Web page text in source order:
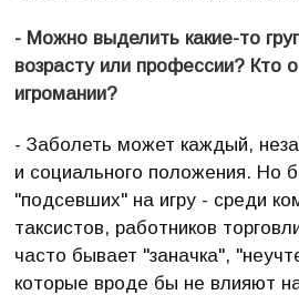
- Можно выделить какие-то
возрасту или профессии? Кто
игромании?
- Заболеть может каждый,
и социального положения. Но
"подсевших" на игру - среди
таксистов, работников
часто бывает "заначка",
которые вроде бы не влияют